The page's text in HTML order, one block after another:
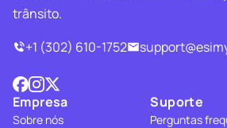
trânsito.
+1 (302) 610-1752
Empresa
Sobre nós
Suporte
Perguntas